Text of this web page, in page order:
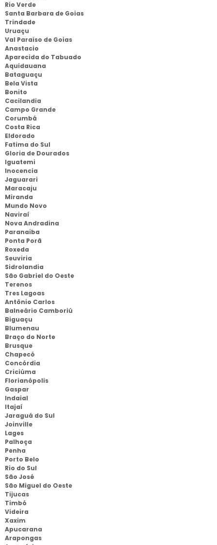
Rio Verde
Santa Barbara de Goias
Trindade
Uruaçu
Val Paraiso de Goias
Anastacio
Aparecida do Tabuado
Aquidauana
Bataguaçu
Bela Vista
Bonito
Cacilandia
Campo Grande
Corumbá
Costa Rica
Eldorado
Fatima do Sul
Gloria de Dourados
Iguatemi
Inocencia
Jaguarari
Maracaju
Miranda
Mundo Novo
Naviraí
Nova Andradina
Paranaiba
Ponta Porã
Roxeda
Seuviria
Sidrolandia
São Gabriel do Oeste
Terenos
Tres Lagoas
Antônio Carlos
Balneário Camboriú
Biguaçu
Blumenau
Braço do Norte
Brusque
Chapecó
Concórdia
Criciúma
Florianópolis
Gaspar
Indaial
Itajaí
Jaraguá do Sul
Joinville
Lages
Palhoça
Penha
Porto Belo
Rio do Sul
São José
São Miguel do Oeste
Tijucas
Timbó
Videira
Xaxim
Apucarana
Arapongas